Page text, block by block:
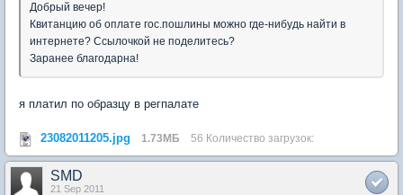
Добрый вечер!
Квитанцию об оплате гос.пошлины можно где-нибудь найти в
интернете? Ссылочкой не поделитесь?
Заранее благодарна!
я платил по образцу в регпалате
23082011205.jpg 1.73МБ 56 Количество загрузок:
SMD
21 Sep 2011